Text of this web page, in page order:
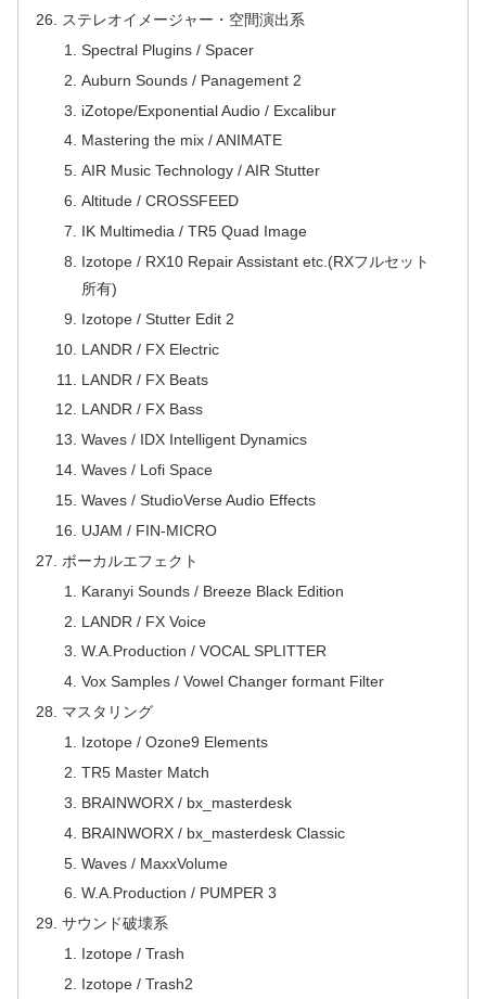
ステレオイメージャー・空間演出系
Spectral Plugins / Spacer
Auburn Sounds / Panagement 2
iZotope/Exponential Audio / Excalibur
Mastering the mix / ANIMATE
AIR Music Technology / AIR Stutter
Altitude / CROSSFEED
IK Multimedia / TR5 Quad Image
Izotope / RX10 Repair Assistant etc.(RXフルセット
所有)
Izotope / Stutter Edit 2
LANDR / FX Electric
LANDR / FX Beats
LANDR / FX Bass
Waves / IDX Intelligent Dynamics
Waves / Lofi Space
Waves / StudioVerse Audio Effects
UJAM / FIN-MICRO
ボーカルエフェクト
Karanyi Sounds / Breeze Black Edition
LANDR / FX Voice
W.A.Production / VOCAL SPLITTER
Vox Samples / Vowel Changer formant Filter
マスタリング
Izotope / Ozone9 Elements
TR5 Master Match
BRAINWORX / bx_masterdesk
BRAINWORX / bx_masterdesk Classic
Waves / MaxxVolume
W.A.Production / PUMPER 3
サウンド破壊系
Izotope / Trash
Izotope / Trash2